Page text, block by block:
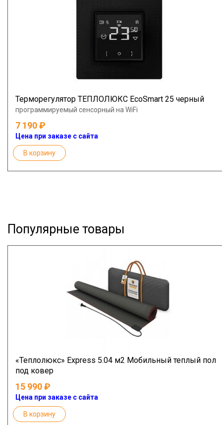
Терморегулятор ТЕПЛОЛЮКС EcoSmart 25 черный
программируемый сенсорный на WiFi
7 190
Цена при заказе с сайта
В корзину
Популярные товары
«Теплолюкс» Express 5.04 м2 Мобильный теплый пол
под ковер
15 990
Цена при заказе с сайта
В корзину